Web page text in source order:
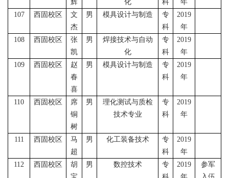
辉
化
科
年
107
西固校区
文
杰
男 模具设计与制造
专
科
2019
年
108
西固校区
张
凯
男
焊接技术与自动
化
专
科
2019
年
109
西固校区
赵
春
喜
男 模具设计与制造
专
科
2019
年
110 西固校区
席
铜
树
男
理化测试与质检
技术专业
专
科
2019
年
111 西固校区
马
超
男 化工装备技术
专
科
2019
年
112
西固校区
胡
男 数控技术
专
2019
参军